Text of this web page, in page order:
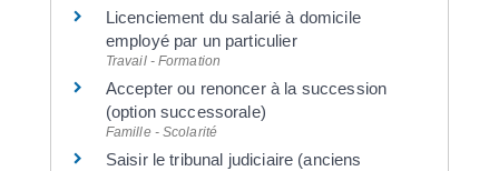
Licenciement du salarié à domicile
employé par un particulier
Travail - Formation
Accepter ou renoncer à la succession
(option successorale)
Famille - Scolarité
Saisir le tribunal judiciaire (anciens